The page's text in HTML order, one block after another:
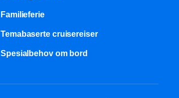
Familieferie
Temabaserte cruisereiser
Spesialbehov om bord